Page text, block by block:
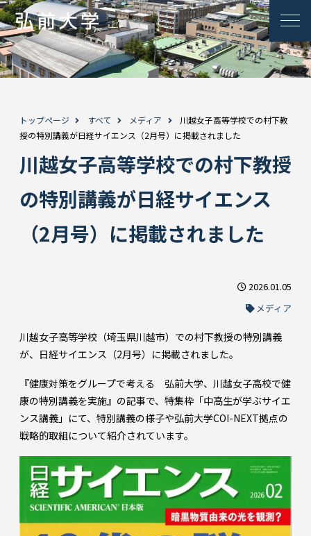
トップページ すべて メディア
川越女子高等学校での村下教
授の特別講義が日経サイエンス（2月号）に掲載されました
川越女子高等学校での村下教授
の特別講義が日経サイエンス
（2月号）に掲載されました
2026.01.05
メディア
川越女子高等学校（埼玉県川越市）での村下教授の特別講義
が、日経サイエンス（2月号）に掲載されました。
『健康対策をグループで考える 弘前大学、川越女子高校で健
康の特別講義を実施』の記事で、特集枠「中高生が学ぶサイエ
ンス講義」にて、特別講義の様子や弘前大学COI-NEXT拠点の
戦略的取組について紹介されています。